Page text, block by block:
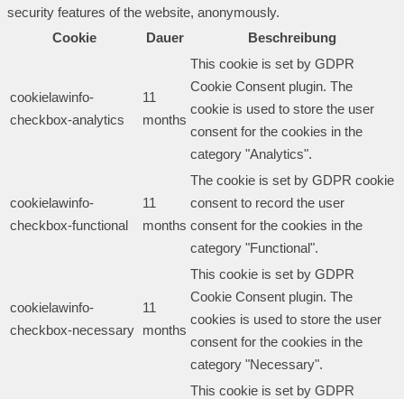
security features of the website, anonymously.
Cookie
Dauer Beschreibung
cookielawinfo-
checkbox-analytics
11
months
This cookie is set by GDPR
Cookie Consent plugin. The
cookie is used to store the user
consent for the cookies in the
category "Analytics".
cookielawinfo-
checkbox-functional
11
months
The cookie is set by GDPR cookie
consent to record the user
consent for the cookies in the
category "Functional".
cookielawinfo-
checkbox-necessary
11
months
This cookie is set by GDPR
Cookie Consent plugin. The
cookies is used to store the user
consent for the cookies in the
category "Necessary".
This cookie is set by GDPR